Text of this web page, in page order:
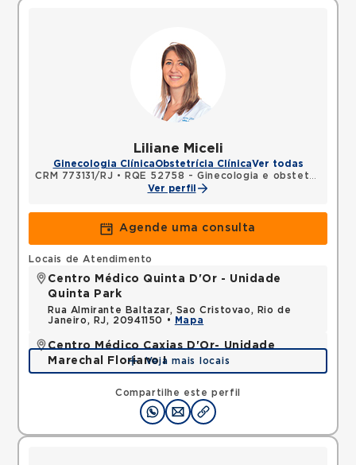
Liliane Miceli
Ginecologia ClínicaObstetrícia ClínicaVer todas
CRM 773131/RJ •
RQE 52758 - Ginecologia e obstetrícia
Ver perfil
Agende uma consulta
Compartilhe este perfil
Locais de Atendimento
Centro Médico Quinta D'Or - Unidade
Quinta Park
Rua Almirante Baltazar, Sao Cristovao, Rio de
Janeiro, RJ, 20941150 •
Mapa
Centro Médico Caxias D'Or- Unidade
Marechal Floriano I
Avenida Perimetral Marechal Floriano, Jardim Vinte
e Cinco de Agosto, Duque de Caxias, RJ,
25075025 •Mapa
Veja mais locais